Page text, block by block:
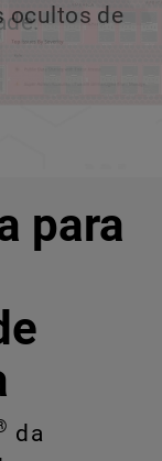
ocultos de
para
da